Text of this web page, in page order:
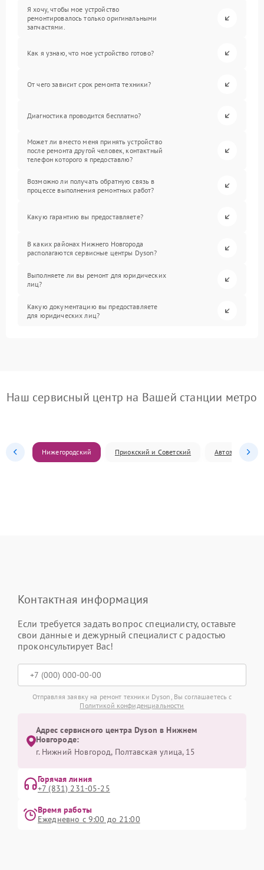
Я хочу, чтобы мое устройство
ремонтировалось только оригинальными
запчастями.
Как я узнаю, что мое устройство готово?
От чего зависит срок ремонта техники?
Диагностика проводится бесплатно?
Может ли вместо меня принять устройство
после ремонта другой человек, контактный
телефон которого я предоставлю?
Возможно ли получать обратную связь в
процессе выполнения ремонтных работ?
Какую гарантию вы предоставляете?
В каких районах Нижнего Новгорода
располагаются сервисные центры Dyson?
Выполняете ли вы ремонт для юридических
лиц?
Какую документацию вы предоставляете
для юридических лиц?
Наш сервисный центр на Вашей станции метро
Нижегородский Приокский и Советский Автозаводский
Контактная информация
Если требуется задать вопрос специалисту, оставьте
свои данные и дежурный специалист с радостью
проконсультирует Вас!
Отправляя заявку на ремонт техники Dyson, Вы соглашаетесь с
Политикой конфиденциальности
Адрес сервисного центра Dyson в Нижнем
Новгороде:
г. Нижний Новгород, Полтавская улица, 15
Горячая линия
+7 (831) 231-05-25
Время работы
Ежедневно с 9:00 до 21:00